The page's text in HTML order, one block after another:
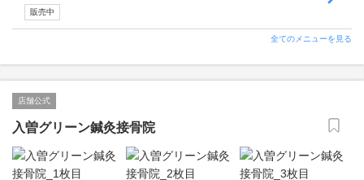
販売中
全てのメニューを見る
店舗公式
入曽グリーン鍼灸接骨院